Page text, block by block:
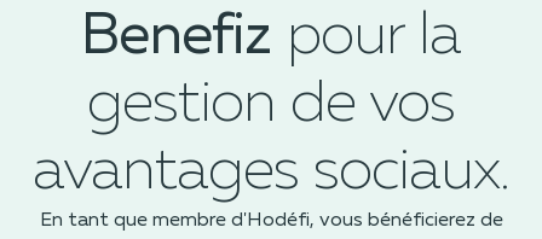
Benefiz pour la
gestion de vos
avantages sociaux.
En tant que membre d'Hodéfi, vous bénéficierez de